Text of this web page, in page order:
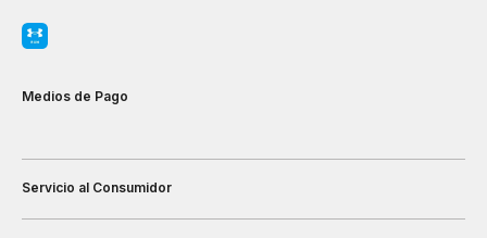
Medios de Pago
Servicio al Consumidor